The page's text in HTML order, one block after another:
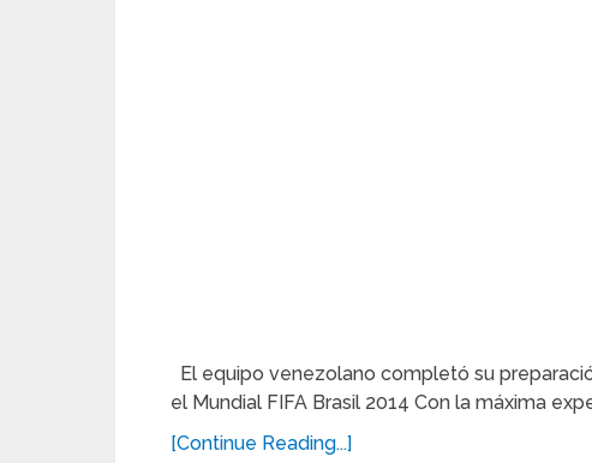
El equipo venezolano completó su
el Mundial FIFA Brasil 2014 Con la máxima
[Continue Reading...]